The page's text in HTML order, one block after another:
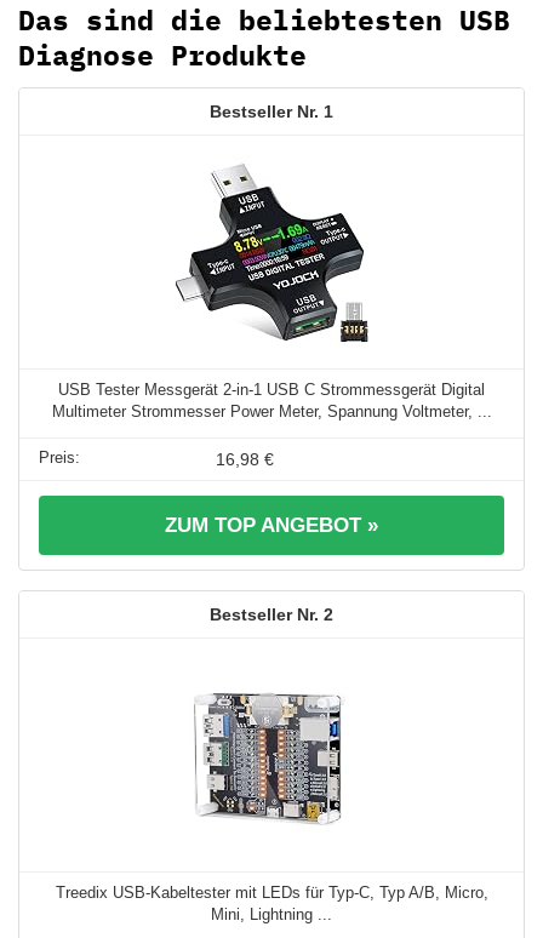
Das sind die beliebtesten USB
Diagnose Produkte
1
USB Tester Messgerät 2-in-1 USB C Strommessgerät Digital
Multimeter Strommesser Power Meter, Spannung Voltmeter, ...
16,98 €
ZUM TOP ANGEBOT »
2
Treedix USB-Kabeltester mit LEDs für Typ-C, Typ A/B, Micro,
Mini, Lightning ...